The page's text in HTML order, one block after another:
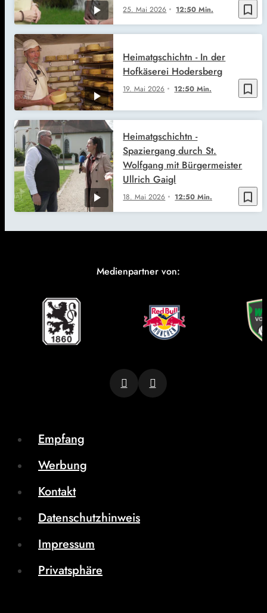
bookmark_border
25. Mai 2026 12:50 Min.
bookmark_border
19. Mai 2026 12:50 Min.
Heimatgschichtn - In der
Hofkäserei Hodersberg
bookmark_border
18. Mai 2026 12:50 Min.
Heimatgschichtn -
Spaziergang durch St.
Wolfgang mit Bürgermeister
Ullrich Gaigl
Medienpartner von:
Empfang
Werbung
Kontakt
Datenschutzhinweis
Impressum
Privatsphäre